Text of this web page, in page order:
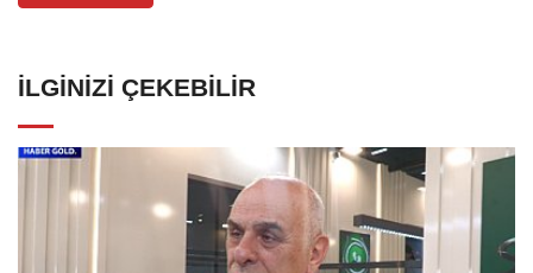
İLGINIZI ÇEKEBILIR